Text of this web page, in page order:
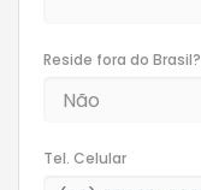
Reside fora do Brasil?
Tel. Celular